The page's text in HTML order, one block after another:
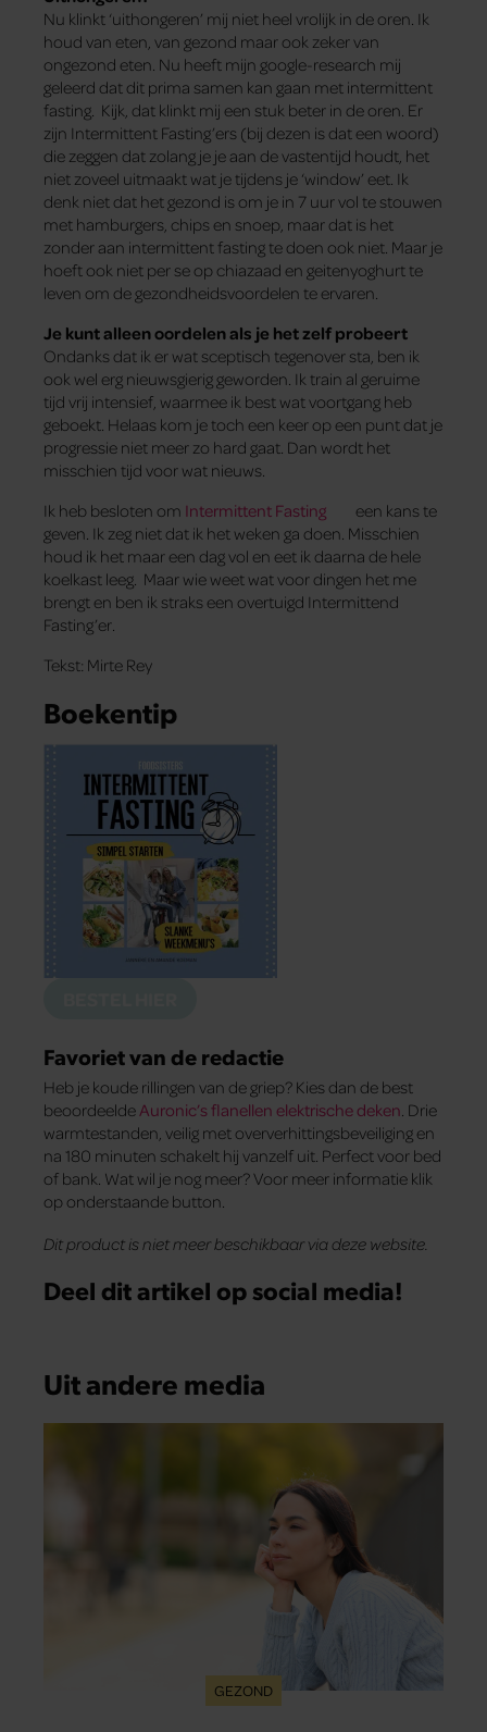
Nu klinkt ‘uithongeren’ mij niet heel vrolijk in de oren. Ik
houd van eten, van gezond maar ook zeker van
ongezond eten. Nu heeft mijn google-research mij
geleerd dat dit prima samen kan gaan met intermittent
fasting. Kijk, dat klinkt mij een stuk beter in de oren. Er
zijn Intermittent Fasting’ers (bij dezen is dat een woord)
die zeggen dat zolang je je aan de vastentijd houdt, het
niet zoveel uitmaakt wat je tijdens je ‘window’ eet. Ik
denk niet dat het gezond is om je in 7 uur vol te stouwen
met hamburgers, chips en snoep, maar dat is het
zonder aan intermittent fasting te doen ook niet. Maar je
hoeft ook niet per se op chiazaad en geitenyoghurt te
leven om de gezondheidsvoordelen te ervaren.
Je kunt alleen oordelen als je het zelf probeert
Ondanks dat ik er wat sceptisch tegenover sta, ben ik
ook wel erg nieuwsgierig geworden. Ik train al geruime
tijd vrij intensief, waarmee ik best wat voortgang heb
geboekt. Helaas kom je toch een keer op een punt dat je
progressie niet meer zo hard gaat. Dan wordt het
misschien tijd voor wat nieuws.
Ik heb besloten om Intermittent Fasting
een kans te
geven. Ik zeg niet dat ik het weken ga doen. Misschien
houd ik het maar een dag vol en eet ik daarna de hele
koelkast leeg. Maar wie weet wat voor dingen het me
brengt en ben ik straks een overtuigd Intermittend
Fasting’er.
Tekst: Mirte Rey
Boekentip
Favoriet van de redactie
Heb je koude rillingen van de griep? Kies dan de best
beoordeelde Auronic’s flanellen elektrische deken . Drie
warmtestanden, veilig met oververhittingsbeveiliging en
na 180 minuten schakelt hij vanzelf uit. Perfect voor bed
of bank. Wat wil je nog meer? Voor meer informatie klik
op onderstaande button.
Dit product is niet meer beschikbaar via deze website.
Deel dit artikel op social media!
Uit andere media
GEZOND